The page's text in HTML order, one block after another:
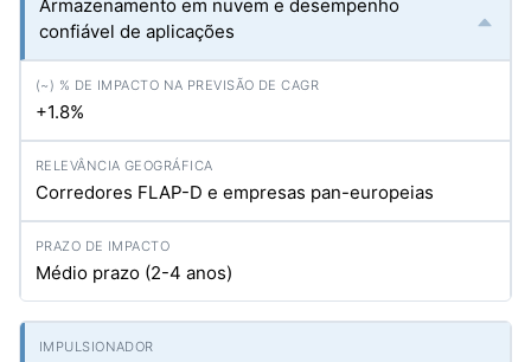
Armazenamento em nuvem e desempenho
confiável de aplicações
+1.8%
Corredores FLAP-D e empresas pan-europeias
Médio prazo (2-4 anos)